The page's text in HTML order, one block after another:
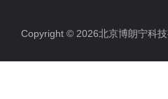
Copyright © 2026北京博朗宁科